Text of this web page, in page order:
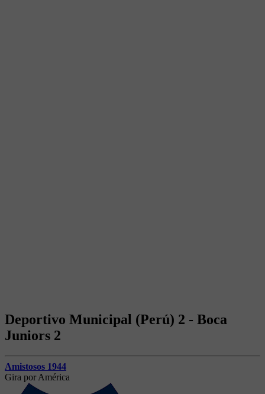
Deportivo Municipal (Perú) 2 - Boca
Juniors 2
Amistosos 1944
Gira por América